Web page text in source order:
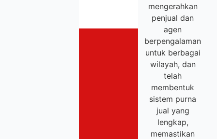
mengerahkan
penjual dan
agen
berpengalaman
untuk berbagai
wilayah, dan
telah
membentuk
sistem purna
jual yang
lengkap,
memastikan